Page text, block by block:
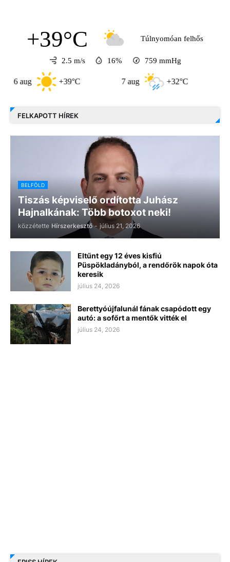
+39°C Túlnyomóan felhős
2.5 m/s 16% 759 mmHg
+39°C +32°C
FELKAPOTT HÍREK
BELFÖLD
Tiszás képviselő ordította Juhász
Hajnalkának: Több botoxot neki!
közzétette Hírszerkesztő - július 21, 2026
Eltűnt egy 12 éves kisfiú
Püspökladányból, a rendőrök napok óta
keresik
július 24, 2026
Berettyóújfalunál fának csapódott egy
autó: a sofőrt a mentők vitték el
július 24, 2026